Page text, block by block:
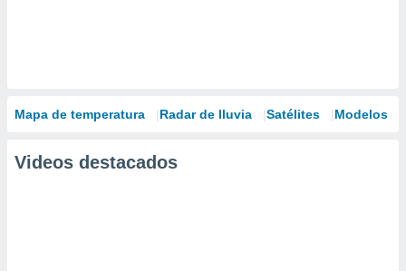
Mapa de temperatura Radar de lluvia Satélites Modelos
Videos destacados